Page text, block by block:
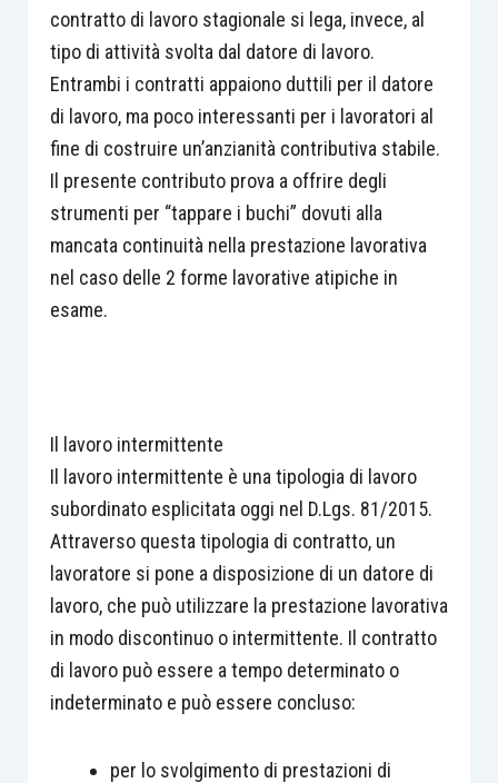
contratto di lavoro stagionale si lega, invece, al
tipo di attività svolta dal datore di lavoro.
Entrambi i contratti appaiono duttili per il datore
di lavoro, ma poco interessanti per i lavoratori al
fine di costruire un’anzianità contributiva stabile.
Il presente contributo prova a offrire degli
strumenti per “tappare i buchi” dovuti alla
mancata continuità nella prestazione lavorativa
nel caso delle 2 forme lavorative atipiche in
esame.
Il lavoro intermittente
Il lavoro intermittente è una tipologia di lavoro
subordinato esplicitata oggi nel D.Lgs. 81/2015.
Attraverso questa tipologia di contratto, un
lavoratore si pone a disposizione di un datore di
lavoro, che può utilizzare la prestazione lavorativa
in modo discontinuo o intermittente. Il contratto
di lavoro può essere a tempo determinato o
indeterminato e può essere concluso:
per lo svolgimento di prestazioni di